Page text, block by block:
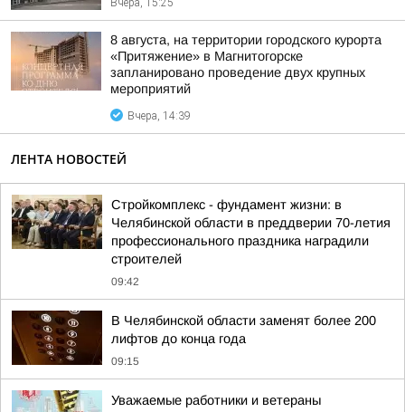
Вчера, 15:25
8 августа, на территории городского курорта
«Притяжение» в Магнитогорске
запланировано проведение двух крупных
мероприятий
Вчера, 14:39
ЛЕНТА НОВОСТЕЙ
Стройкомплекс - фундамент жизни: в
Челябинской области в преддверии 70-летия
профессионального праздника наградили
строителей
09:42
В Челябинской области заменят более 200
лифтов до конца года
09:15
Уважаемые работники и ветераны